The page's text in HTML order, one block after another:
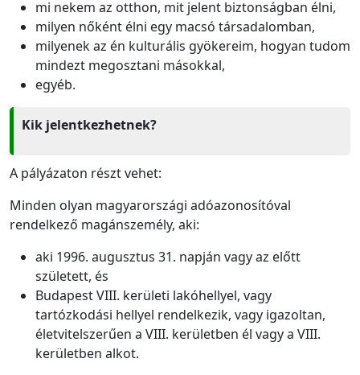
mi nekem az otthon, mit jelent biztonságban élni,
milyen nőként élni egy macsó társadalomban,
milyenek az én kulturális gyökereim, hogyan tudom
mindezt megosztani másokkal,
egyéb.
Kik jelentkezhetnek?
A pályázaton részt vehet:
Minden olyan magyarországi adóazonosítóval
rendelkező magánszemély, aki:
aki 1996. augusztus 31. napján vagy az előtt
született, és
Budapest VIII. kerületi lakóhellyel, vagy
tartózkodási hellyel rendelkezik, vagy igazoltan,
életvitelszerűen a VIII. kerületben él vagy a VIII.
kerületben alkot.